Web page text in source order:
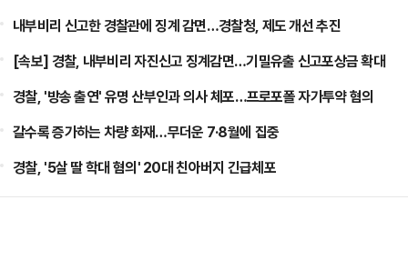
내부비리 신고한 경찰관에 징계 감면…경찰청, 제도 개선 추진
[속보] 경찰, 내부비리 자진신고 징계감면…기밀유출 신고포상금 확대
경찰, '방송 출연' 유명 산부인과 의사 체포…프로포폴 자가투약 혐의
갈수록 증가하는 차량 화재…무더운 7·8월에 집중
경찰, '5살 딸 학대 혐의' 20대 친아버지 긴급체포